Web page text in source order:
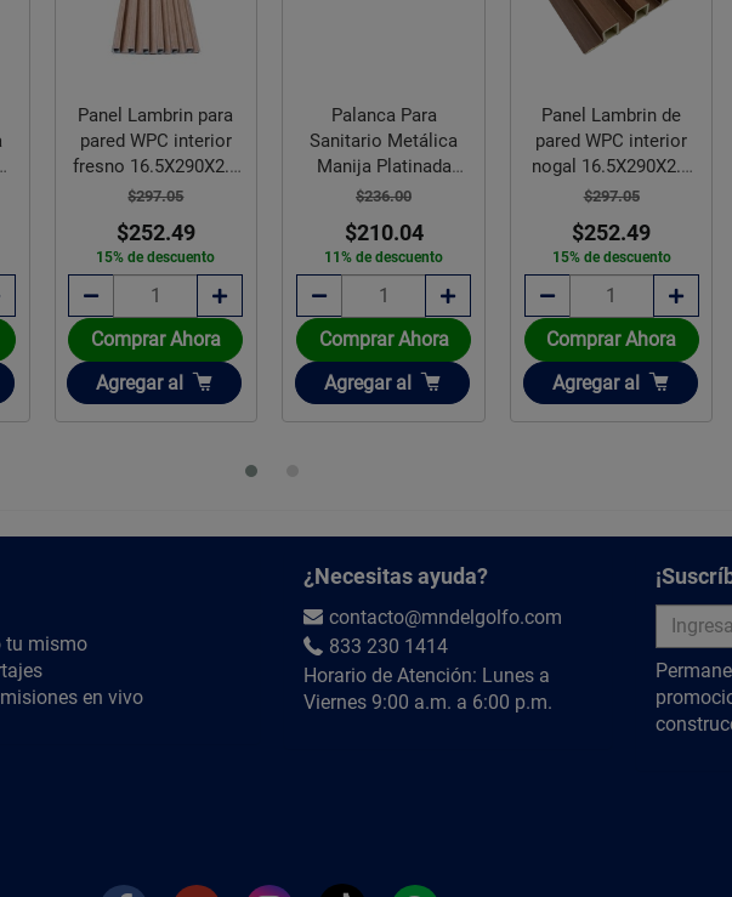
Panel Lambrin para
pared WPC interior
fresno 16.5X290X2.2
CM
$297.05
$252.49
15% de descuento
Comprar Ahora
Añadir
Agregar al
Palanca Para
Sanitario Metálica
Manija Platinada
Frontal/Lateral
$236.00
$210.04
11% de descuento
Comprar Ahora
Añadir
Agregar al
Panel Lambrin de
pared WPC interior
nogal 16.5X290X2.2
CM
$297.05
$252.49
15% de descuento
Comprar Ahora
Añadir
Agregar al
tu mismo
en vivo
¿Necesitas ayuda?
contacto@mndelgolfo.com
833 230 1414
Horario de Atención: Lunes a
Viernes 9:00 a.m. a 6:00 p.m.